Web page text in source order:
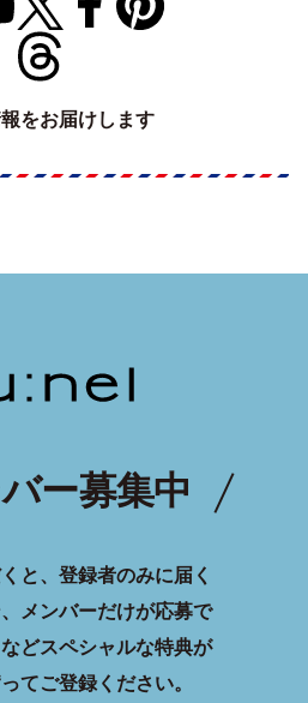
をお届けします
ー募集中
と、登録者のみに届く
メンバーだけが応募で
どスペシャルな特典が
てご登録ください。